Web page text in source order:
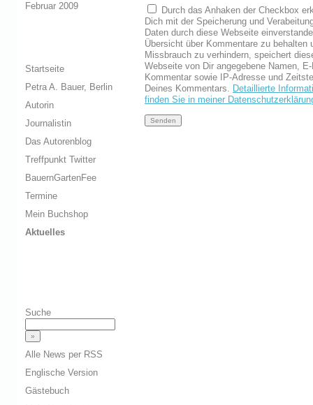
Durch das Anhaken der Checkbox
Dich mit der Speicherung und
Daten durch diese Webseite
Übersicht über Kommentare zu behalten
Missbrauch zu verhindern, speichert
Webseite von Dir angegebene Namen,
Kommentar sowie IP-Adresse und
Deines Kommentars. Detaillierte
finden Sie in meiner
Februar 2009
Startseite
Petra A. Bauer, Berlin
Autorin
Journalistin
Das Autorenblog
Treffpunkt Twitter
BauernGartenFee
Termine
Mein Buchshop
Aktuelles
Suche
Alle News per RSS
Englische Version
Gästebuch